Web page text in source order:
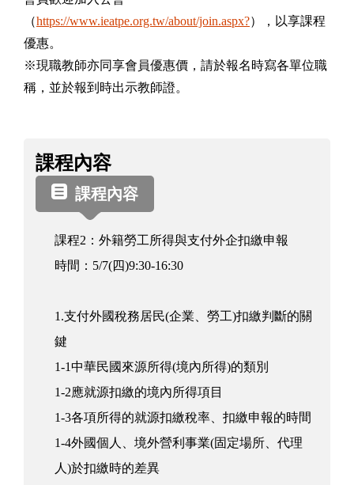
（https://www.ieatpe.org.tw/about/join.aspx?），以享課程
優惠。
※現職教師亦同享會員優惠價，請於報名時寫各單位職
稱，並於報到時出示教師證。
程
資
訊
課程內容
課程內容
課程2：外籍勞工所得與支付外企扣繳申報
時間：5/7(四)9:30-16:30
1.支付外國稅務居民(企業、勞工)扣繳判斷的關
鍵
1-1中華民國來源所得(境內所得)的類別
1-2應就源扣繳的境內所得項目
1-3各項所得的就源扣繳稅率、扣繳申報的時間
1-4外國個人、境外營利事業(固定場所、代理
人)於扣繳時的差異